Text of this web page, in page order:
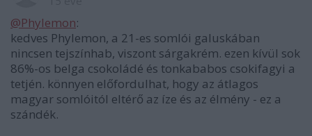
@Phylemon:
kedves Phylemon, a 21-es somlói galuskában
nincsen tejszínhab, viszont sárgakrém. ezen kívül sok
86%-os belga csokoládé és tonkababos csokifagyi a
tetjén. könnyen előfordulhat, hogy az átlagos
magyar somlóitól eltérő az íze és az élmény - ez a
szándék.